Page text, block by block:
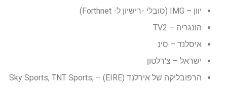
יוון – IMG (סובלי -רישיון ל- Forthnet)
הונגריה – TV2
איסלנד – סינ
ישראל – צ'רלטון
הרפובליקה של אירלנד (EIRE) – Sky Sports, TNT Sports,